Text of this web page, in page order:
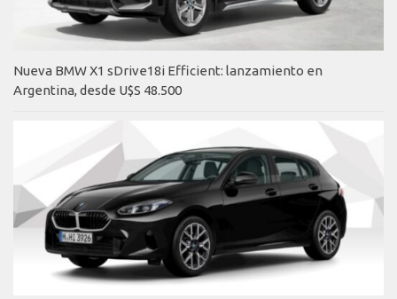
Nueva BMW X1 sDrive18i Efficient: lanzamiento en
Argentina, desde U$S 48.500